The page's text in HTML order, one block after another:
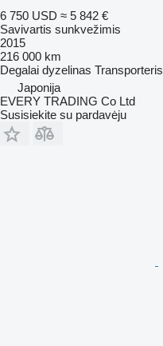
6 750 USD ≈ 5 842 €
Savivartis sunkvežimis
2015
216 000 km
Degalai dyzelinas Transporteris
Japonija
EVERY TRADING Co Ltd
Susisiekite su pardavėju